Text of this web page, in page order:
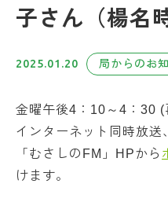
子さん（楊名
2025.01.20 局からのお
金曜午後4：10～4：30 (
インターネット同時放送
「むさしのFM」HPから
けます。